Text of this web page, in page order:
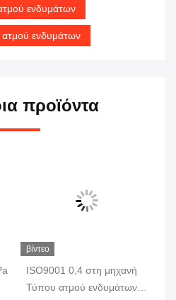
ενδυμάτων
ενδυμάτων
προϊόντα
βίντεο
ISO9001 0,4 στη μηχανή
Τύπου ατμού ενδυμάτων